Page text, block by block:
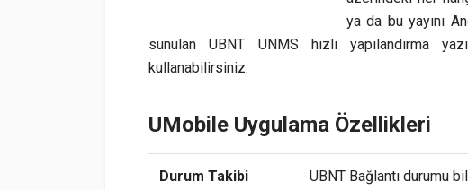
ya da bu yayını
sunulan UBNT UNMS hızlı yapılandırma
kullanabilirsiniz.
UMobile Uygulama Özellikleri
Durum Takibi
UBNT Bağlantı durumu